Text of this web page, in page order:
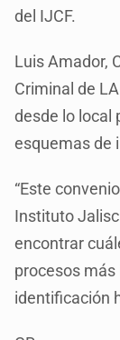
del IJCF.
Luis Amador,
Criminal de
desde lo local
esquemas de
“Este
Instituto
encontrar
procesos más
identificación